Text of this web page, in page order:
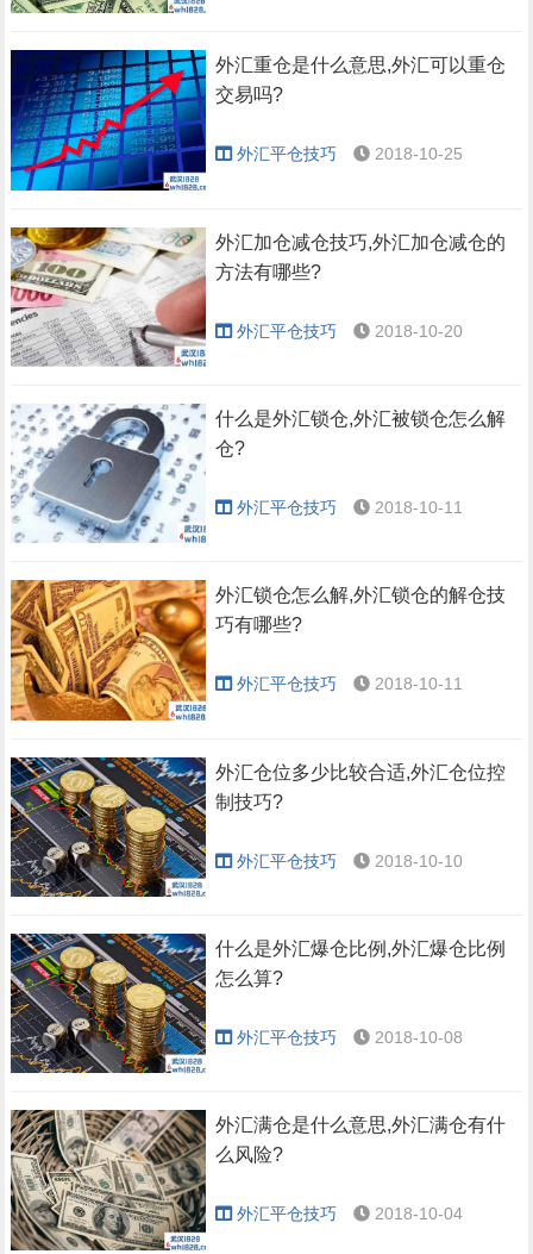
外汇重仓是什么意思,外汇可以重仓
交易吗?
外汇平仓技巧 2018-10-25
外汇加仓减仓技巧,外汇加仓减仓的
方法有哪些?
外汇平仓技巧 2018-10-20
什么是外汇锁仓,外汇被锁仓怎么解
仓?
外汇平仓技巧 2018-10-11
外汇锁仓怎么解,外汇锁仓的解仓技
巧有哪些?
外汇平仓技巧 2018-10-11
外汇仓位多少比较合适,外汇仓位控
制技巧?
外汇平仓技巧 2018-10-10
什么是外汇爆仓比例,外汇爆仓比例
怎么算?
外汇平仓技巧 2018-10-08
外汇满仓是什么意思,外汇满仓有什
么风险?
外汇平仓技巧 2018-10-04